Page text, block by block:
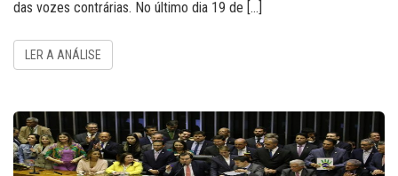
das vozes contrárias. No último dia 19 de […]
LER A ANÁLISE